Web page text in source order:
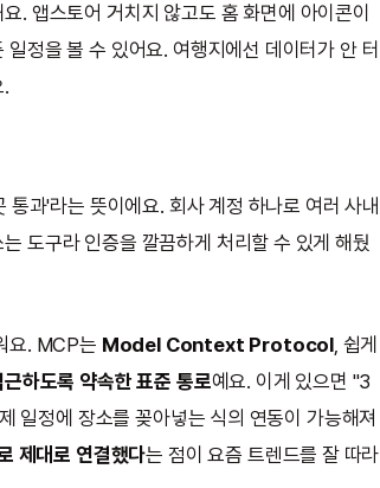
. 앱스토어 거치지 않고도 홈 화면에 아이콘이
정을 볼 수 있어요. 여행지에선 데이터가 안 터
과'라는 뜻이에요. 회사 계정 하나로 여러 사내
도구라 인증을 깔끔하게 처리할 수 있게 해뒀
요. MCP는 Model Context Protocol, 쉽게
하도록 약속한 표준 통로예요. 이게 있으면 "3
일정에 장소를 꽂아넣는 식의 연동이 가능해져
제대로 연결했다는 점이 요즘 트렌드를 잘 따라